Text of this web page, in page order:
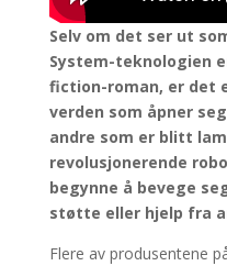
Selv om det ser ut
System-teknologien
fiction-roman, er det
verden som åpner
andre som er blitt
revolusjonerende
begynne å bevege
støtte eller hjelp fra
Flere av produsentene